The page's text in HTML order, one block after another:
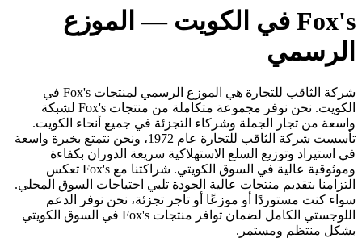
Fox's في الكويت — الموزع
الرسمي
شركة الثاقب للتجارة هي الموزع الرسمي لمنتجات Fox's في
الكويت. نحن نوفر مجموعة متكاملة من منتجات Fox's لشبكة
واسعة من تجار الجملة وشركاء التجزئة في جميع أنحاء الكويت.
تأسست شركة الثاقب للتجارة عام 1972، ونحن نتمتع بخبرة واسعة
في استيراد وتوزيع السلع الاستهلاكية سريعة الدوران بكفاءة
وموثوقية عالية في السوق الكويتي. شراكتنا مع Fox's تعكس
التزامنا بتقديم منتجات عالية الجودة تلبي احتياجات السوق المحلي.
سواء كنت مستوردًا أو موزعًا أو تاجر تجزئة، نحن نوفر الدعم
اللوجستي الكامل لضمان توافر منتجات Fox's في السوق الكويتي
بشكل منتظم ومستمر.